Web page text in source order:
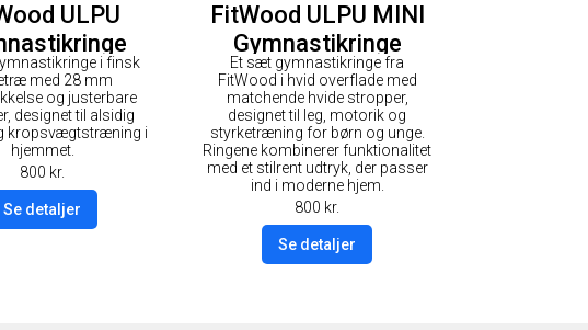
ULPU
- Grå
/ Sort
Strop
i finsk
med 28 mm
og justerbare
designet til alsidig
kropsvægtstræning i
hjemmet.
800 kr.
Se detaljer
FitWood ULPU MINI
Gymnastikringe
28mm - Hvid
overflade / Hvid
Strop
Et sæt gymnastikringe fra
FitWood i hvid overflade med
matchende hvide stropper,
designet til leg, motorik og
styrketræning for børn og unge.
Ringene kombinerer funktionalitet
med et stilrent udtryk, der passer
ind i moderne hjem.
800 kr.
Se detaljer